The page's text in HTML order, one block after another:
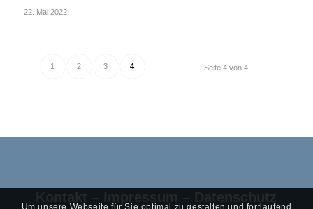
22. Mai 2022
Seite 4 von 4
1 2 3 4
Um unsere Webseite für Sie optimal zu gestalten und fortlaufend